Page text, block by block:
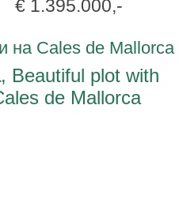
€ 1.395.000,-
, Beautiful plot with
de Mallorca